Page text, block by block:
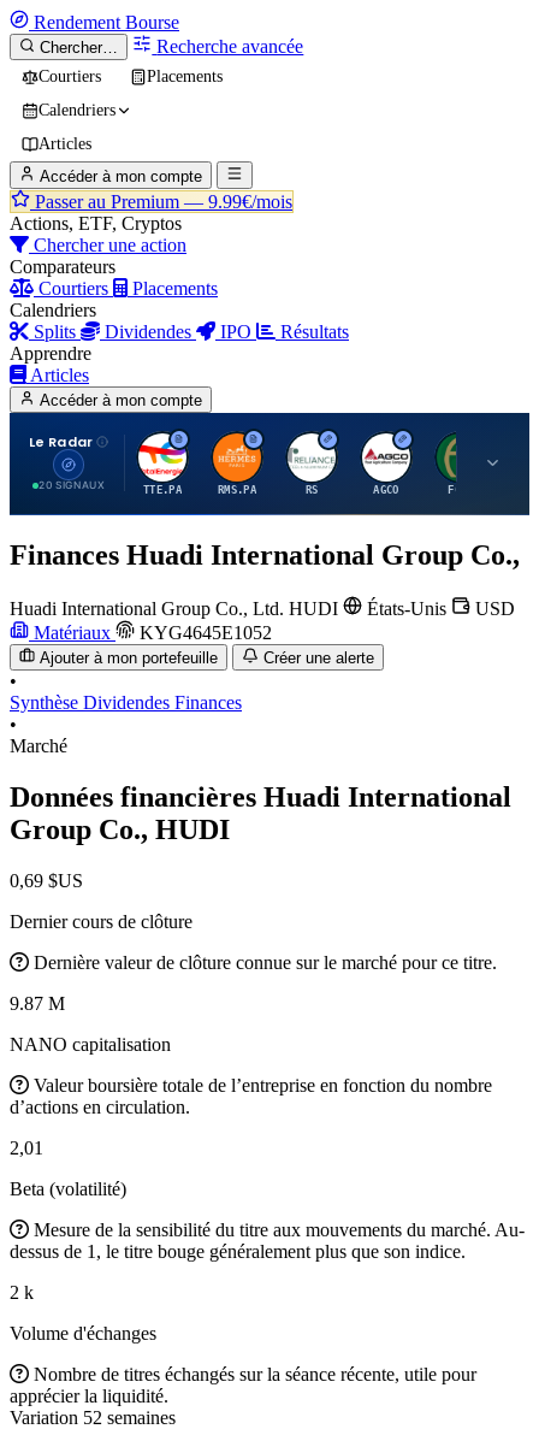
Rendement Bourse
Chercher… Recherche avancée
Courtiers
Placements
Calendriers
Articles
Accéder à mon compte
Passer au Premium — 9.99€/mois
Actions, ETF, Cryptos
Chercher une action
Comparateurs
Courtiers
Placements
Calendriers
Splits
Dividendes IPO
Résultats
Apprendre
Articles
Accéder à mon compte
Le Radar
20 SIGNAUX
T
TTE.PA
H
RMS.PA
R
RS
A
AGCO FCFS
Finances Huadi International Group Co.,
Huadi International Group Co., Ltd. HUDI États-Unis
USD
Matériaux
KYG4645E1052
Ajouter à mon portefeuille Créer une alerte
•
Synthèse Dividendes Finances
•
Marché
Données financières Huadi International
Group Co., HUDI
0,69 $US
Dernier cours de clôture
Dernière valeur de clôture connue sur le marché pour ce titre.
9.87 M
NANO capitalisation
Valeur boursière totale de l’entreprise en fonction du nombre
d’actions en circulation.
2,01
Beta (volatilité)
Mesure de la sensibilité du titre aux mouvements du marché. Au-
dessus de 1, le titre bouge généralement plus que son indice.
2 k
Volume d'échanges
Nombre de titres échangés sur la séance récente, utile pour
apprécier la liquidité.
Variation 52 semaines